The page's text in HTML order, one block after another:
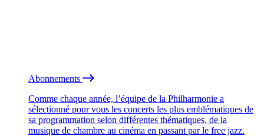
Abonnements
Comme chaque année, l’équipe de la Philharmonie a
sélectionné pour vous les concerts les plus emblématiques de
sa programmation selon différentes thématiques, de la
musique de chambre au cinéma en passant par le free jazz.